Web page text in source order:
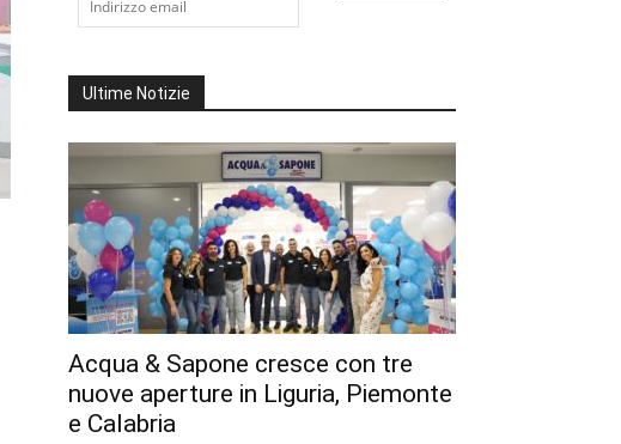
Ultime Notizie
Acqua & Sapone cresce con tre
nuove aperture in Liguria, Piemonte
e Calabria